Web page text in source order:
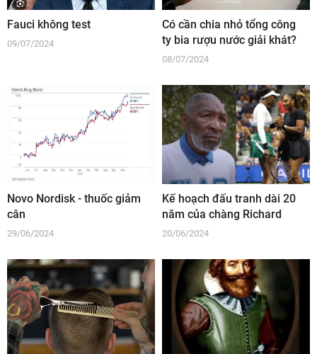
Fauci không test
09/07/2024
Có cần chia nhỏ tổng công
ty bia rượu nước giải khát?
08/07/2024
Novo Nordisk - thuốc giảm
cân
29/06/2024
Kế hoạch đấu tranh dài 20
năm của chàng Richard
20/06/2024